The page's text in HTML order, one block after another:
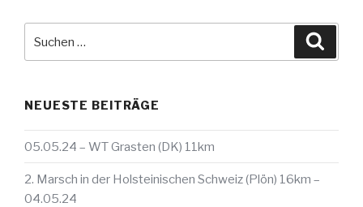
NEUESTE BEITRÄGE
05.05.24 – WT Grasten (DK) 11km
2. Marsch in der Holsteinischen Schweiz (Plön) 16km –
04.05.24